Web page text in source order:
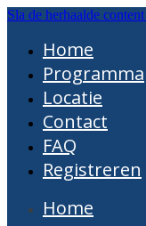
Sla de herhaalde
Home
Programma
Locatie
Contact
FAQ
Registreren
Home